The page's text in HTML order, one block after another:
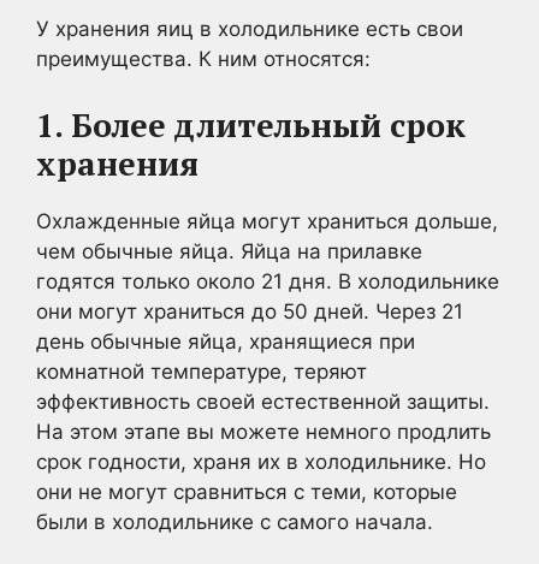
У хранения яиц в холодильнике есть свои
преимущества. К ним относятся:
1. Более длительный срок
хранения
Охлажденные яйца могут храниться дольше,
чем обычные яйца. Яйца на прилавке
годятся только около 21 дня. В холодильнике
они могут храниться до 50 дней. Через 21
день обычные яйца, хранящиеся при
комнатной температуре, теряют
эффективность своей естественной защиты.
На этом этапе вы можете немного продлить
срок годности, храня их в холодильнике. Но
они не могут сравниться с теми, которые
были в холодильнике с самого начала.